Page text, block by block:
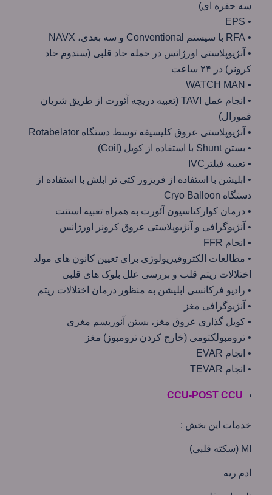
سه حفره ای)
• EPS
• RFA با سیستم Conventional و سه بعدی، NAVX
• آنژیوپلاستی اورژانس در حمله حاد قلبی (سندوم حاد
کرونر) در ۲۴ ساعت
• WATCH MAN
• انجام عمل TAVI (تعبیه دریچه آئورت از طریق شریان
فمورال)
• آنژیوپلاستی عروق کلیسیفه توسط دستگاه Rotabelator
• بستن Shunt با استفاده از کویل (Coil)
• تعبیه فیلترIVC
• ابلیشن با استفاده از فریزور کتی تر ابلش با استفاده از
دستگاه Cryo Balloon
• درمان کوارکتاسیون آئورت به همراه تعبیه استنت
• آنژیوگرافی و آنژیوپلاستی عروق کرونر اورژانس
• انجام FFR
• مطالعات الكتروفيزيولوژی براي تعيين كانون های مولد
اختلالات ريتم قلب و بررسی علل بلوک های قلبی
• راديو فركانسی ابليشن به منظور درمان اختلالات ريتم
• آنژيوگرافی مغز
• كويل گذاری عروق مغز، بستن آنوريسم مغزی
• ترومبولكتومی (خارج كردن ترومبوز) مغز
• انجام EVAR
• انجام TEVAR
CCU-POST CCU
خدمات این بخش :
MI (سکته قلبی)
ادم ریه